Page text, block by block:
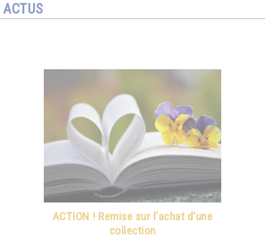
ACTUS
ACTION ! Remise sur l'achat d'une
collection